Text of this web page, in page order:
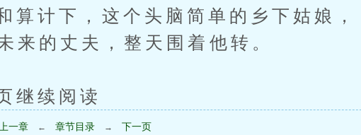
下，这个头脑简单的乡下姑娘，
来的丈夫，整天围着他转。
续阅读
一章 ← 章节目录 → 下一页